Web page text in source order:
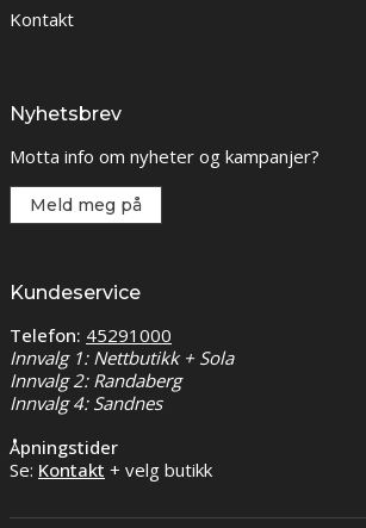
Kontakt
Nyhetsbrev
Motta info om nyheter og kampanjer?
Meld meg på
Kundeservice
Telefon: 45291000
Innvalg 1: Nettbutikk + Sola
Innvalg 2: Randaberg
Innvalg 4: Sandnes
Åpningstider
Se: Kontakt + velg butikk